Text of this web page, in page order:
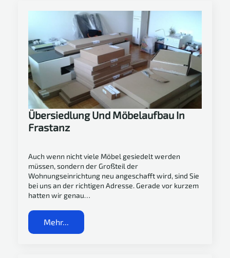
Übersiedlung Und Möbelaufbau In
Frastanz
Auch wenn nicht viele Möbel gesiedelt werden
müssen, sondern der Großteil der
Wohnungseinrichtung neu angeschafft wird, sind Sie
bei uns an der richtigen Adresse. Gerade vor kurzem
hatten wir genau…
Mehr...